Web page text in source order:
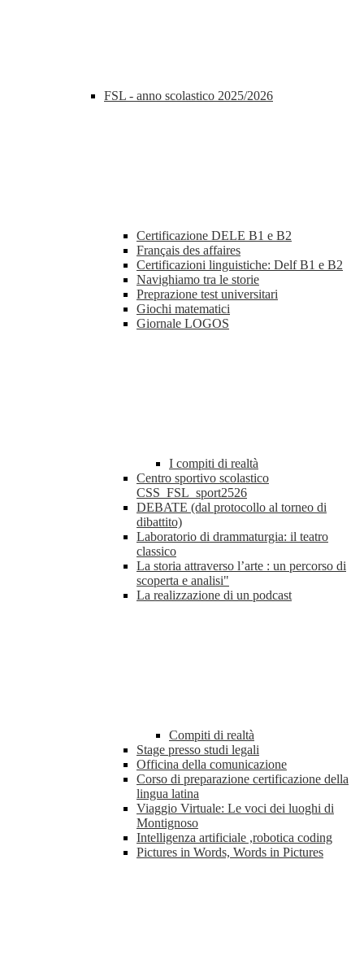
FSL - anno scolastico 2025/2026
Certificazione DELE B1 e B2
Français des affaires
Certificazioni linguistiche: Delf B1 e B2
Navighiamo tra le storie
Preprazione test universitari
Giochi matematici
Giornale LOGOS
I compiti di realtà
Centro sportivo scolastico
CSS_FSL_sport2526
DEBATE (dal protocollo al torneo di
dibattito)
Laboratorio di drammaturgia: il teatro
classico
La storia attraverso l’arte : un percorso di
scoperta e analisi"
La realizzazione di un podcast
Compiti di realtà
Stage presso studi legali
Officina della comunicazione
Corso di preparazione certificazione della
lingua latina
Viaggio Virtuale: Le voci dei luoghi di
Montignoso
Intelligenza artificiale ,robotica coding
Pictures in Words, Words in Pictures